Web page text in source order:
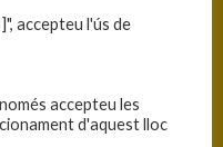
BLANES
accepteu l'ús de
accepteu les
d'aquest lloc